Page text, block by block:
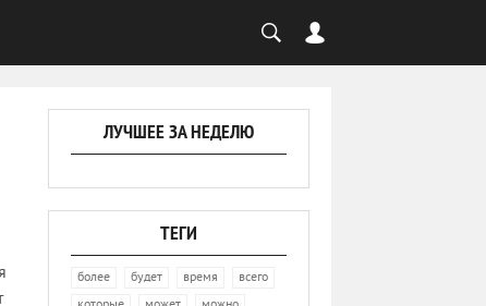
ЛУЧШЕЕ ЗА НЕДЕЛЮ
ТЕГИ
более будет время всего